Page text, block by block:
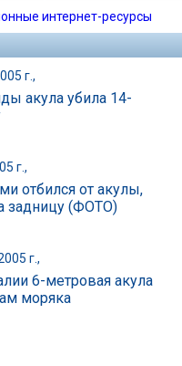
интернет-ресурсы
г.,
акула убила 14-
г.,
отбился от акулы,
задницу (ФОТО)
г.,
6-метровая акула
моряка